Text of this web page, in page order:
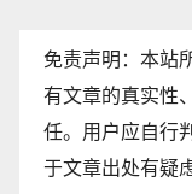
免责声明：本站
有文章的真实性
任。用户应自行
于文章出处有疑